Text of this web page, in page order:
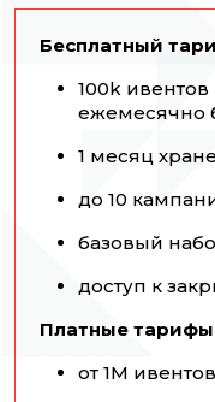
Бесплатный
100k
ежемесячно
1 месяц
до 10
базовый
доступ к
Платные
от 1М